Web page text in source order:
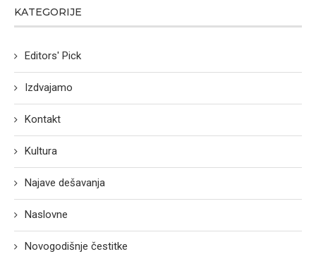
KATEGORIJE
Editors' Pick
Izdvajamo
Kontakt
Kultura
Najave dešavanja
Naslovne
Novogodišnje čestitke